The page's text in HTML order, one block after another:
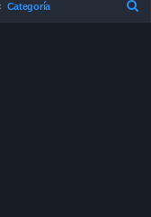
Categoría